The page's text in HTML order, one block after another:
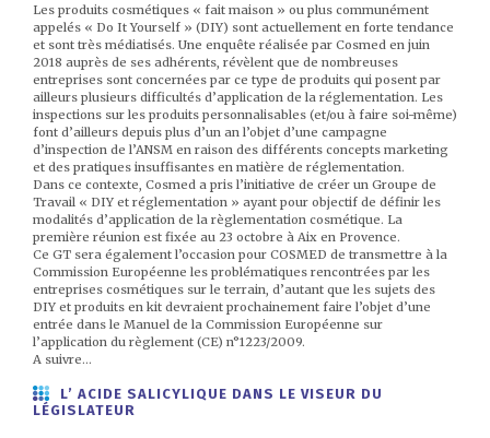
Les produits cosmétiques « fait maison » ou plus communément
appelés « Do It Yourself » (DIY) sont actuellement en forte tendance
et sont très médiatisés. Une enquête réalisée par Cosmed en juin
2018 auprès de ses adhérents, révèlent que de nombreuses
entreprises sont concernées par ce type de produits qui posent par
ailleurs plusieurs difficultés d’application de la réglementation. Les
inspections sur les produits personnalisables (et/ou à faire soi-même)
font d’ailleurs depuis plus d’un an l’objet d’une campagne
d’inspection de l’ANSM en raison des différents concepts marketing
et des pratiques insuffisantes en matière de réglementation.
Dans ce contexte, Cosmed a pris l’initiative de créer un Groupe de
Travail « DIY et réglementation » ayant pour objectif de définir les
modalités d’application de la règlementation cosmétique. La
première réunion est fixée au 23 octobre à Aix en Provence.
Ce GT sera également l’occasion pour COSMED de transmettre à la
Commission Européenne les problématiques rencontrées par les
entreprises cosmétiques sur le terrain, d’autant que les sujets des
DIY et produits en kit devraient prochainement faire l’objet d’une
entrée dans le Manuel de la Commission Européenne sur
l’application du règlement (CE) n°1223/2009.
A suivre…
L’ ACIDE SALICYLIQUE DANS LE VISEUR DU
LÉGISLATEUR